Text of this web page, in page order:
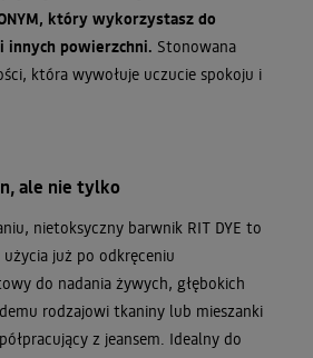
który wykorzystasz do
innych powierzchni. Stonowana
która wywołuje uczucie spokoju i
ale nie tylko
nietoksyczny barwnik RIT DYE to
już po odkręceniu
do nadania żywych, głębokich
rodzajowi tkaniny lub mieszanki
z jeansem. Idealny do